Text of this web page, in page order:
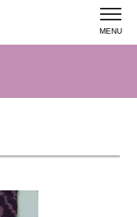
MENU